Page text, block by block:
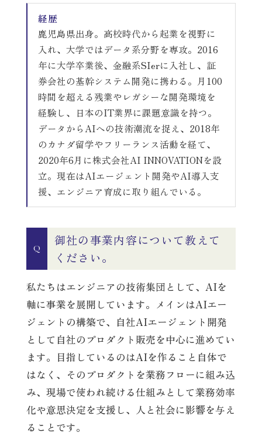
経歴
鹿児島県出身。高校時代から起業を視野に
入れ、大学ではデータ系分野を専攻。2016
年に大学卒業後、金融系SIerに入社し、証
券会社の基幹システム開発に携わる。月100
時間を超える残業やレガシーな開発環境を
経験し、日本のIT業界に課題意識を持つ。
データからAIへの技術潮流を捉え、2018年
のカナダ留学やフリーランス活動を経て、
2020年6月に株式会社AI INNOVATIONを設
立。現在はAIエージェント開発やAI導入支
援、エンジニア育成に取り組んでいる。
Q
御社の事業内容について教えて
ください。
私たちはエンジニアの技術集団として、AIを
軸に事業を展開しています。メインはAIエー
ジェントの構築で、自社AIエージェント開発
として自社のプロダクト販売を中心に進めてい
ます。目指しているのはAIを作ること自体で
はなく、そのプロダクトを業務フローに組み込
み、現場で使われ続ける仕組みとして業務効率
化や意思決定を支援し、人と社会に影響を与え
ることです。